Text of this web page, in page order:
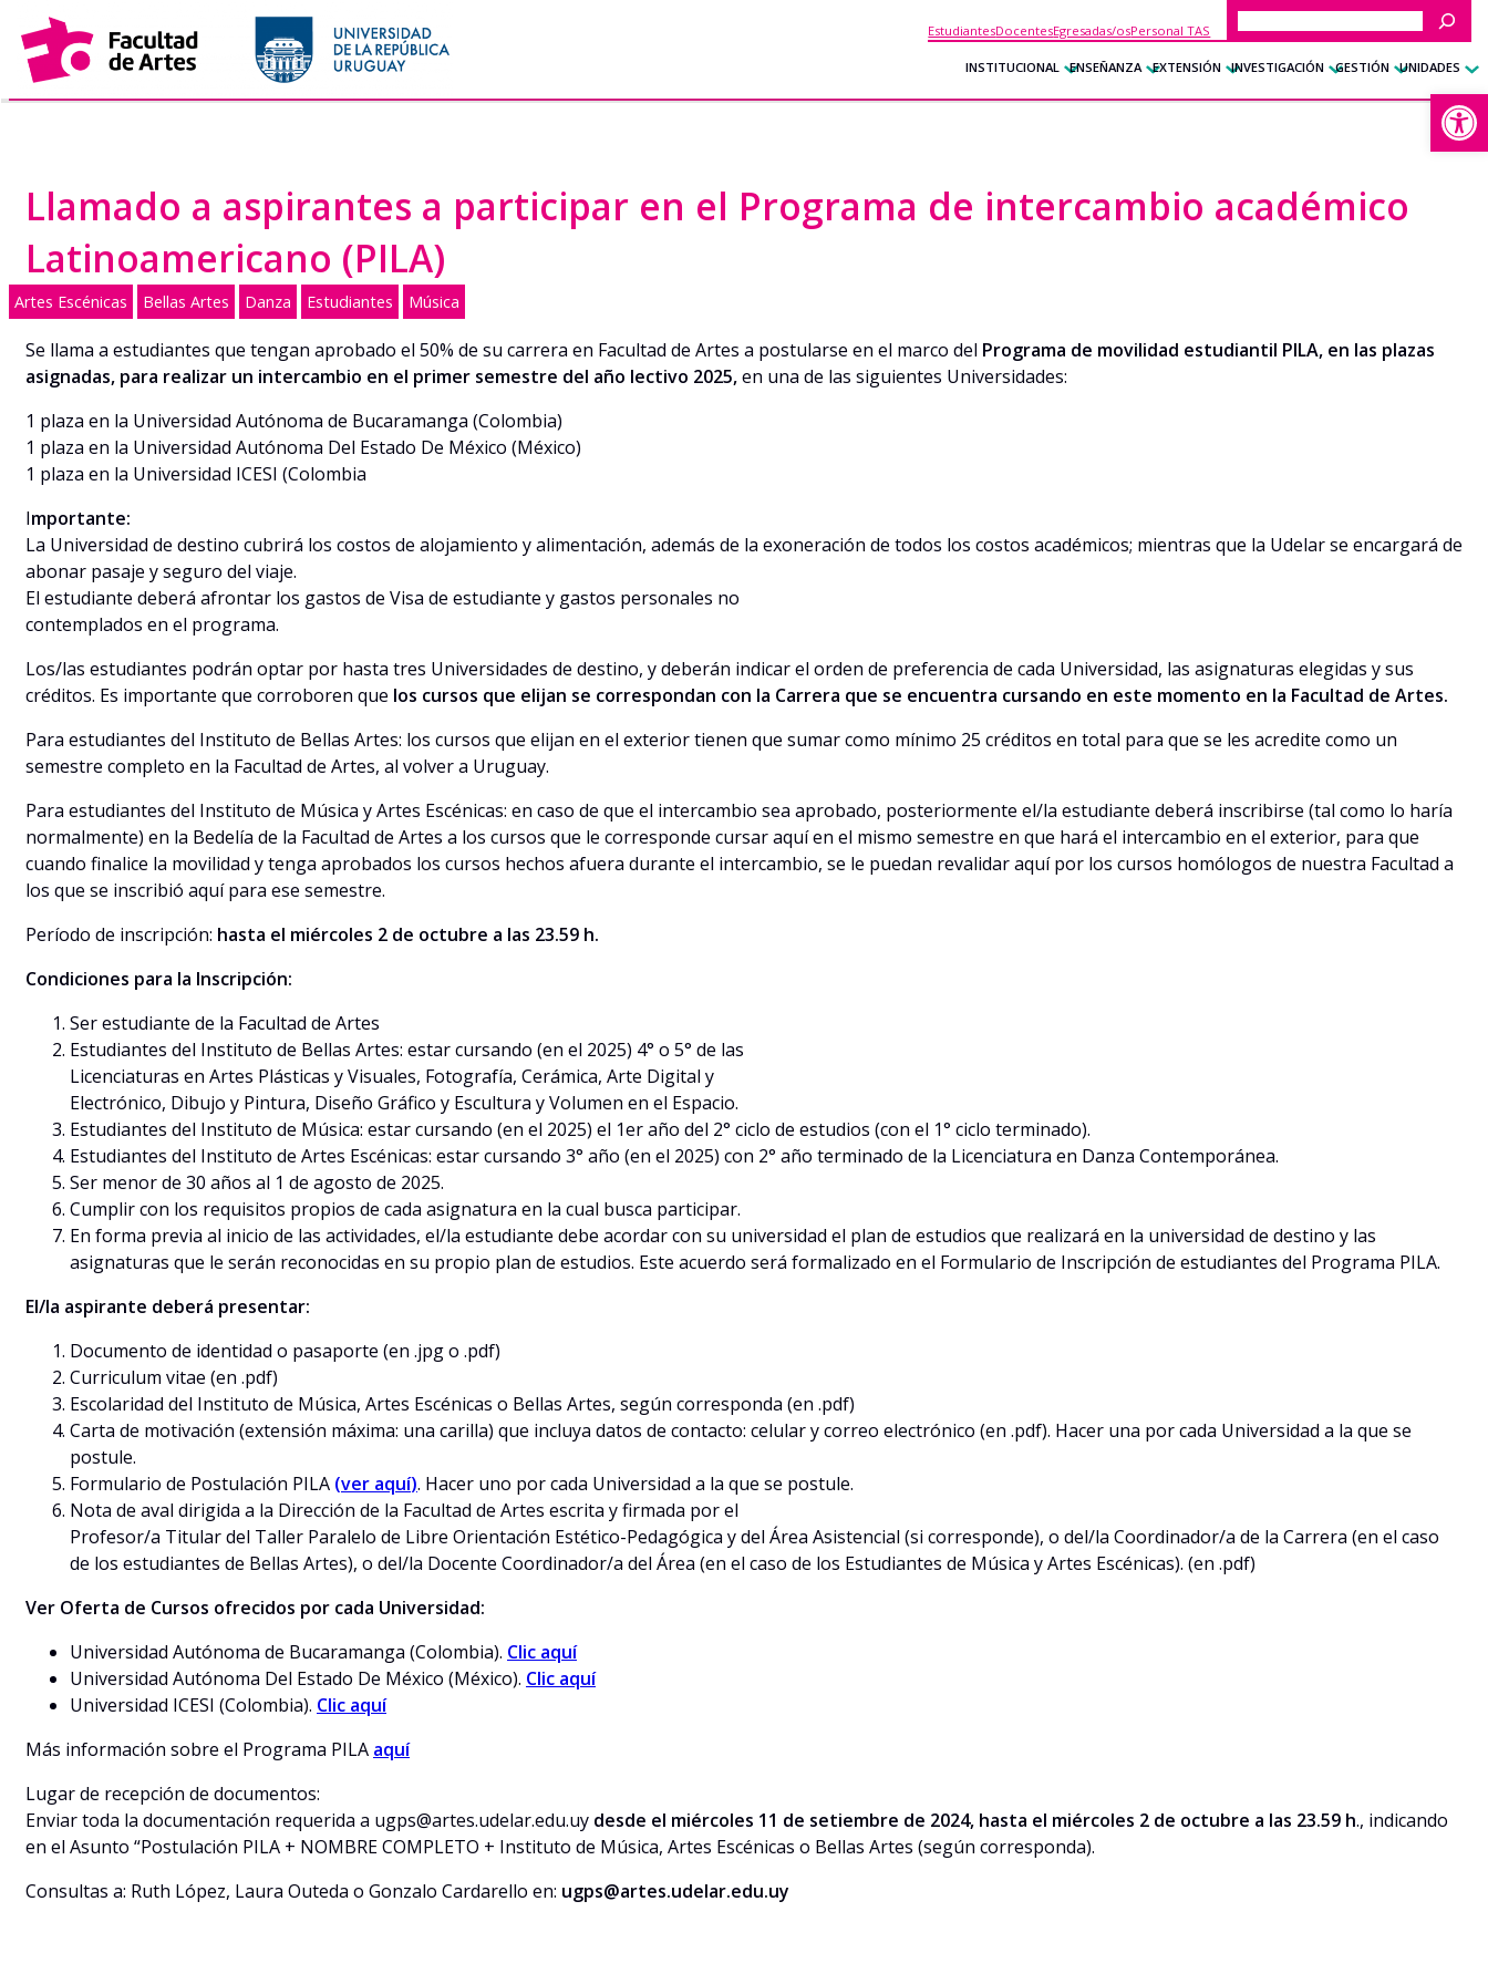
Saltar
al
contenido
EstudiantesDocentesEgresadas/osPersonal TAS
Buscar
INSTITUCIONAL ENSEÑANZA EXTENSIÓN INVESTIGACIÓN GESTIÓN UNIDADES
Llamado a aspirantes a participar en el Programa de intercambio académico
Latinoamericano (PILA)
Artes Escénicas Bellas Artes Danza Estudiantes Música
Se llama a estudiantes que tengan aprobado el 50% de su carrera en Facultad de Artes a postularse en el marco del Programa de movilidad estudiantil PILA, en las plazas
asignadas, para realizar un intercambio en el primer semestre del año lectivo 2025,en una de las siguientes Universidades:
1 plaza en la Universidad Autónoma de Bucaramanga (Colombia)
1 plaza en la Universidad Autónoma Del Estado De México (México)
1 plaza en la Universidad ICESI (Colombia
Importante:
La Universidad de destino cubrirá los costos de alojamiento y alimentación, además de la exoneración de todos los costos académicos; mientras que la Udelar se encargará de
abonar pasaje y seguro del viaje.
El estudiante deberá afrontar los gastos de Visa de estudiante y gastos personales no
contemplados en el programa.
Los/las estudiantes podrán optar por hasta tres Universidades de destino, y deberán indicar el orden de preferencia de cada Universidad, las asignaturas elegidas y sus
créditos. Es importante que corroboren que los cursos que elijan se correspondan con la Carrera que se encuentra cursando en este momento en la Facultad de Artes.
Para estudiantes del Instituto de Bellas Artes: los cursos que elijan en el exterior tienen que sumar como mínimo 25 créditos en total para que se les acredite como un
semestre completo en la Facultad de Artes, al volver a Uruguay.
Para estudiantes del Instituto de Música y Artes Escénicas: en caso de que el intercambio sea aprobado, posteriormente el/la estudiante deberá inscribirse (tal como lo haría
normalmente) en la Bedelía de la Facultad de Artes a los cursos que le corresponde cursar aquí en el mismo semestre en que hará el intercambio en el exterior, para que
cuando finalice la movilidad y tenga aprobados los cursos hechos afuera durante el intercambio, se le puedan revalidar aquí por los cursos homólogos de nuestra Facultad a
los que se inscribió aquí para ese semestre.
Período de inscripción: hasta el miércoles 2 de octubre a las 23.59 h.
Condiciones para la Inscripción:
Ser estudiante de la Facultad de Artes
Estudiantes del Instituto de Bellas Artes: estar cursando (en el 2025) 4° o 5° de las
Licenciaturas en Artes Plásticas y Visuales, Fotografía, Cerámica, Arte Digital y
Electrónico, Dibujo y Pintura, Diseño Gráfico y Escultura y Volumen en el Espacio.
Estudiantes del Instituto de Música: estar cursando (en el 2025) el 1er año del 2° ciclo de estudios (con el 1° ciclo terminado).
Estudiantes del Instituto de Artes Escénicas: estar cursando 3° año (en el 2025) con 2° año terminado de la Licenciatura en Danza Contemporánea.
Ser menor de 30 años al 1 de agosto de 2025.
Cumplir con los requisitos propios de cada asignatura en la cual busca participar.
En forma previa al inicio de las actividades, el/la estudiante debe acordar con su universidad el plan de estudios que realizará en la universidad de destino y las
asignaturas que le serán reconocidas en su propio plan de estudios. Este acuerdo será formalizado en el Formulario de Inscripción de estudiantes del Programa PILA.
El/la aspirante deberá presentar:
Documento de identidad o pasaporte (en .jpg o .pdf)
Curriculum vitae (en .pdf)
Escolaridad del Instituto de Música, Artes Escénicas o Bellas Artes, según corresponda (en .pdf)
Carta de motivación (extensión máxima: una carilla) que incluya datos de contacto: celular y correo electrónico (en .pdf). Hacer una por cada Universidad a la que se
postule.
Formulario de Postulación PILA (ver aquí). Hacer uno por cada Universidad a la que se postule.
Nota de aval dirigida a la Dirección de la Facultad de Artes escrita y firmada por el
Profesor/a Titular del Taller Paralelo de Libre Orientación Estético-Pedagógica y del Área Asistencial (si corresponde), o del/la Coordinador/a de la Carrera (en el caso
de los estudiantes de Bellas Artes), o del/la Docente Coordinador/a del Área (en el caso de los Estudiantes de Música y Artes Escénicas). (en .pdf)
Ver Oferta de Cursos ofrecidos por cada Universidad:
Universidad Autónoma de Bucaramanga (Colombia). Clic aquí
Universidad Autónoma Del Estado De México (México). Clic aquí
Universidad ICESI (Colombia). Clic aquí
Más información sobre el Programa PILA aquí
Lugar de recepción de documentos:
Enviar toda la documentación requerida a ugps@artes.udelar.edu.uy desde el miércoles 11 de setiembre de 2024, hasta el miércoles 2 de octubre a las 23.59 h., indicando
en el Asunto “Postulación PILA + NOMBRE COMPLETO + Instituto de Música, Artes Escénicas o Bellas Artes (según corresponda).
Consultas a: Ruth López, Laura Outeda o Gonzalo Cardarello en: ugps@artes.udelar.edu.uy